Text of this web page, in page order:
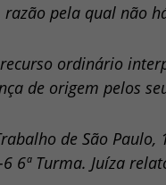
razão pela qual não
ordinário
de origem pelos
de São Paulo,
6ª Turma. Juíza